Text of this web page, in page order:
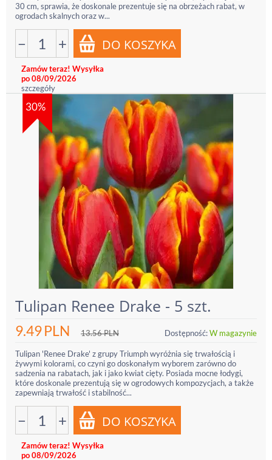
30 cm, sprawia, że doskonale prezentuje się na obrzeżach rabat, w
ogrodach skalnych oraz w...
− +
Zamów teraz! Wysyłka
po 08/09/2026
szczegóły
30%
Tulipan Renee Drake - 5 szt.
9.49PLN 13.56PLN Dostępność:W magazynie
Tulipan 'Renee Drake' z grupy Triumph wyróżnia się trwałością i
żywymi kolorami, co czyni go doskonałym wyborem zarówno do
sadzenia na rabatach, jak i jako kwiat cięty. Posiada mocne łodygi,
które doskonale prezentują się w ogrodowych kompozycjach, a także
zapewniają trwałość i stabilność...
− +
Zamów teraz! Wysyłka
po 08/09/2026